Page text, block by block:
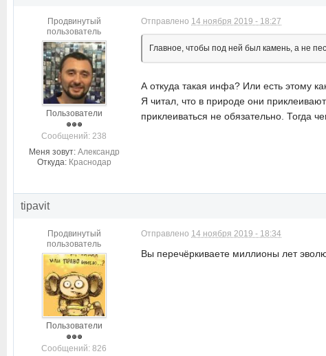
Продвинутый
пользователь
Пользователи
Cообщений: 238
Меня зовут: Александр
Откуда: Краснодар
Отправлено 14 ноября 2019 - 18:27
Главное, чтобы под ней был камень, а не
А откуда такая инфа? Или есть этому
Я читал, что в природе они
приклеиваться не обязательно. Тогда
tipavit
Продвинутый
пользователь
Пользователи
Cообщений: 826
Отправлено 14 ноября 2019 - 18:34
Вы перечёркиваете миллионы лет